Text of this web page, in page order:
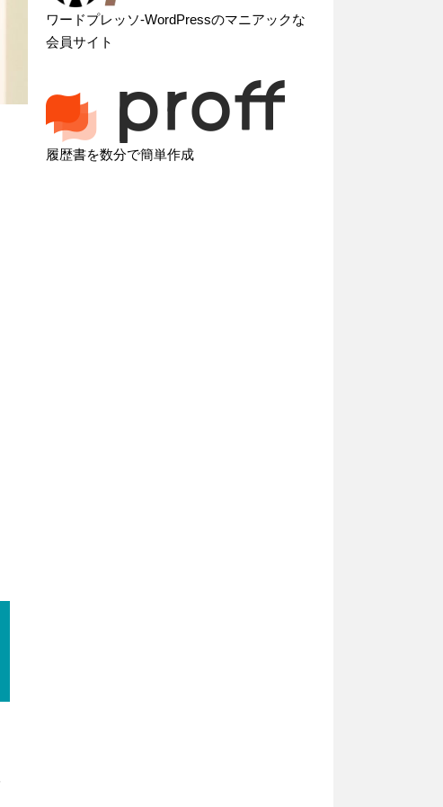
ワードプレッソ-WordPressのマニアックな
会員サイト
履歴書を数分で簡単作成